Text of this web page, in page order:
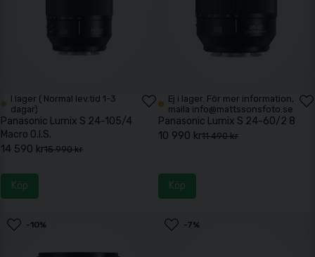
I lager ( Normal lev.tid 1-3
dagar)
Panasonic Lumix S 24-105/4
Macro O.I.S.
15 990 kr
14 590 kr
Köp
Ej i lager. För mer information,
maila info@mattssonsfoto.se
Panasonic Lumix S 24-60/2 8
11 490 kr
10 990 kr
Köp
-10% -7%